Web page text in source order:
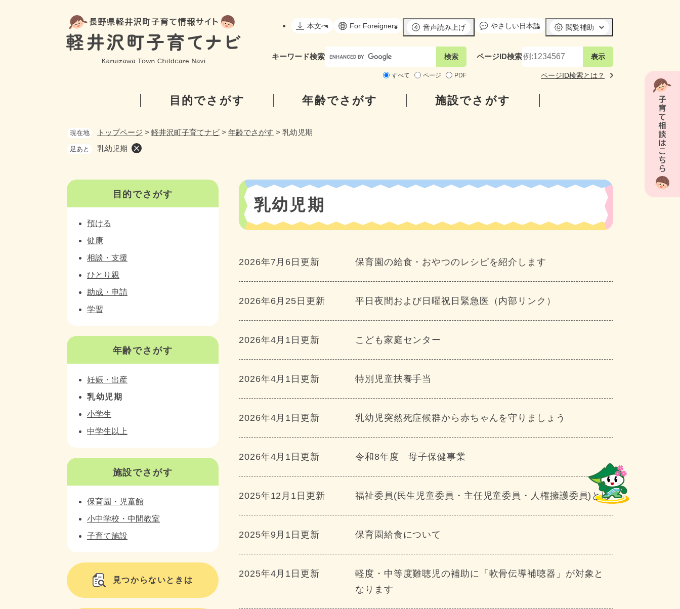
本文へ For Foreigners 音声読み上げ やさしい日本語 閲覧補助
キーワード検索
すべて ページ PDF
ページID検索
ページID検索とは？
目的でさがす 年齢でさがす 施設でさがす
現在地 トップページ > 軽井沢町子育てナビ > 年齢でさがす > 乳幼児期
足あと 乳幼児期
本
文
乳幼児期
2026年7月6日更新 保育園の給食・おやつのレシピを紹介します
2026年6月25日更新 平日夜間および日曜祝日緊急医（内部リンク）
2026年4月1日更新 こども家庭センター
2026年4月1日更新 特別児童扶養手当
2026年4月1日更新 乳幼児突然死症候群から赤ちゃんを守りましょう
2026年4月1日更新 令和8年度 母子保健事業
2025年12月1日更新 福祉委員(民生児童委員・主任児童委員・人権擁護委員)とは
2025年9月1日更新 保育園給食について
2025年4月1日更新
軽度・中等度難聴児の補助に「軟骨伝導補聴器」が対象と
なります
目的でさがす
預ける
健康
相談・支援
ひとり親
助成・申請
学習
年齢でさがす
妊娠・出産
乳幼児期
小学生
中学生以上
施設でさがす
保育園・児童館
小中学校・中間教室
子育て施設
見つからないときは